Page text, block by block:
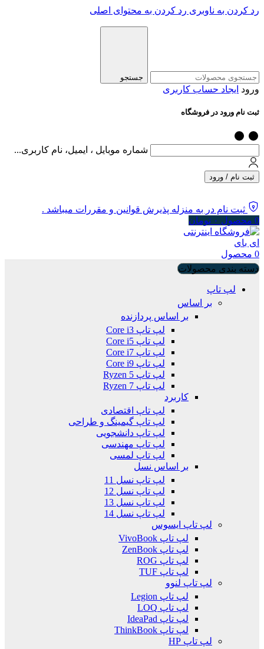
رد کردن به ناوبری رد کردن به محتوای اصلی
جستجو
ورود ایجاد حساب کاربری
ثبت نام ورود در فروشگاه
شماره موبایل ، ایمیل، نام کاربری...
ثبت نام / ورود
ثبت نام در به منزله پذیرش قوانین و مقررات میباشد .
0 محصول ۰ تومان
0 محصول
دسته بندی محصولات
لپ تاپ
بر اساس
بر اساس پردازنده
لپ تاپ Core i3
لپ تاپ Core i5
لپ تاپ Core i7
لپ تاپ Core i9
لپ تاپ Ryzen 5
لپ تاپ Ryzen 7
کاربرد
لپ تاپ اقتصادی
لپ تاپ گیمینگ و طراحی
لپ تاپ دانشجویی
لپ تاپ مهندسی
لپ تاپ لمسی
بر اساس نسل
لپ تاپ نسل 11
لپ تاپ نسل 12
لپ تاپ نسل 13
لپ تاپ نسل 14
لپ تاپ ایسوس
لپ تاپ VivoBook
لپ تاپ ZenBook
لپ تاپ ROG
لپ تاپ TUF
لپ تاپ لنوو
لپ تاپ Legion
لپ تاپ LOQ
لپ تاپ IdeaPad
لپ تاپ ThinkBook
لپ تاپ HP